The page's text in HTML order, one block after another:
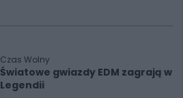
Czas Wolny
Światowe gwiazdy EDM zagrają w
Legendii